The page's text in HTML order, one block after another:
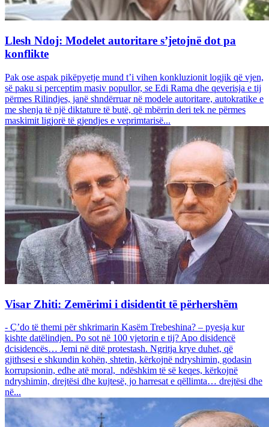
Llesh Ndoj: Modelet autoritare s’jetojnë dot pa
konflikte
Pak ose aspak pikëpyetje mund t’i vihen konkluzionit logjik që vjen,
së paku si perceptim masiv popullor, se Edi Rama dhe qeverisja e tij
përmes Rilindjes, janë shndërruar në modele autoritare, autokratike e
me shenja të një diktature të butë, që mbërrin deri tek ne përmes
maskimit ligjorë të gjendjes e veprimtarisë...
Visar Zhiti: Zemërimi i disidentit të përhershëm
- Ç’do të themi për shkrimarin Kasëm Trebeshina? – pyesja kur
kishte datëlindjen. Po sot në 100 vjetorin e tij? Apo disidencë
dcisidencës… Jemi në ditë protestash. Ngritja krye duhet, që
gjithsesi e shkundin kohën, shtetin, kërkojnë ndryshimin, godasin
korrupsionin, edhe atë moral, ndëshkim të së keqes, kërkojnë
ndryshimin, drejtësi dhe kujtesë, jo harresat e qëllimta… drejtësi dhe
në...